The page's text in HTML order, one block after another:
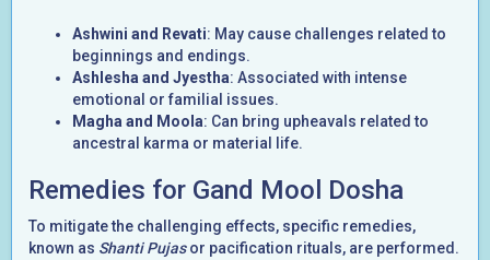
Ashwini and Revati: May cause challenges related to
beginnings and endings.
Ashlesha and Jyestha: Associated with intense
emotional or familial issues.
Magha and Moola: Can bring upheavals related to
ancestral karma or material life.
Remedies for Gand Mool Dosha
To mitigate the challenging effects, specific remedies,
known as Shanti Pujasor pacification rituals, are performed.